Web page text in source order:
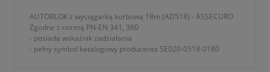
AUTOBLOK z wyciągarką korbową 18m (AD518) - ASSECURO
Zgodne z normą PN-EN 341, 360
- posiada wskaźnik zadziałania
- pełny symbol katalogowy producenta SE020-0518-0180